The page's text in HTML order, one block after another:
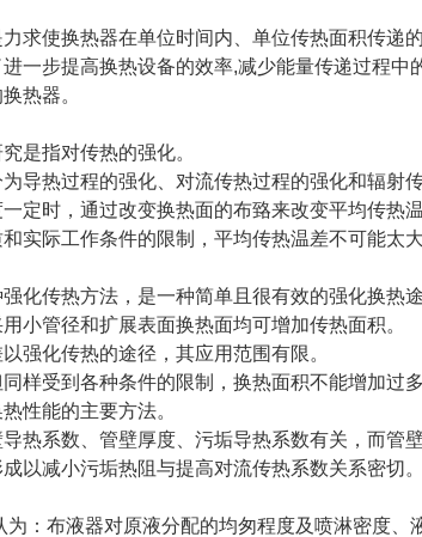
求使换热器在单位时间内、单位传热面积传递
一步提高换热设备的效率,减少能量传递过程
热器。
是指对传热的强化。
导热过程的强化、对流传热过程的强化和辐射
定时，通过改变换热面的布臵来改变平均传热温
实际工作条件的限制，平均传热温差不可能太
化传热方法，是一种简单且很有效的强化换热途
小管径和扩展表面换热面均可增加传热面积。
强化传热的途径，其应用范围有限。
样受到各种条件的限制，换热面积不能增加过多
性能的主要方法。
热系数、管壁厚度、污垢导热系数有关，而管
以减小污垢热阻与提高对流传热系数关系密切。
：布液器对原液分配的均匆程度及喷淋密度、